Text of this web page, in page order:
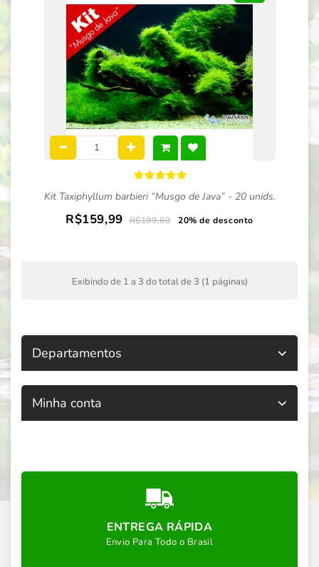
Kit Taxiphyllum barbieri “Musgo de Java” - 20 unids.
R$159,99 R$199,80 20% de desconto
Exibindo de 1 a 3 do total de 3 (1 páginas)
Departamentos
Minha conta
ENTREGA RÁPIDA
Envio Para Todo o Brasil